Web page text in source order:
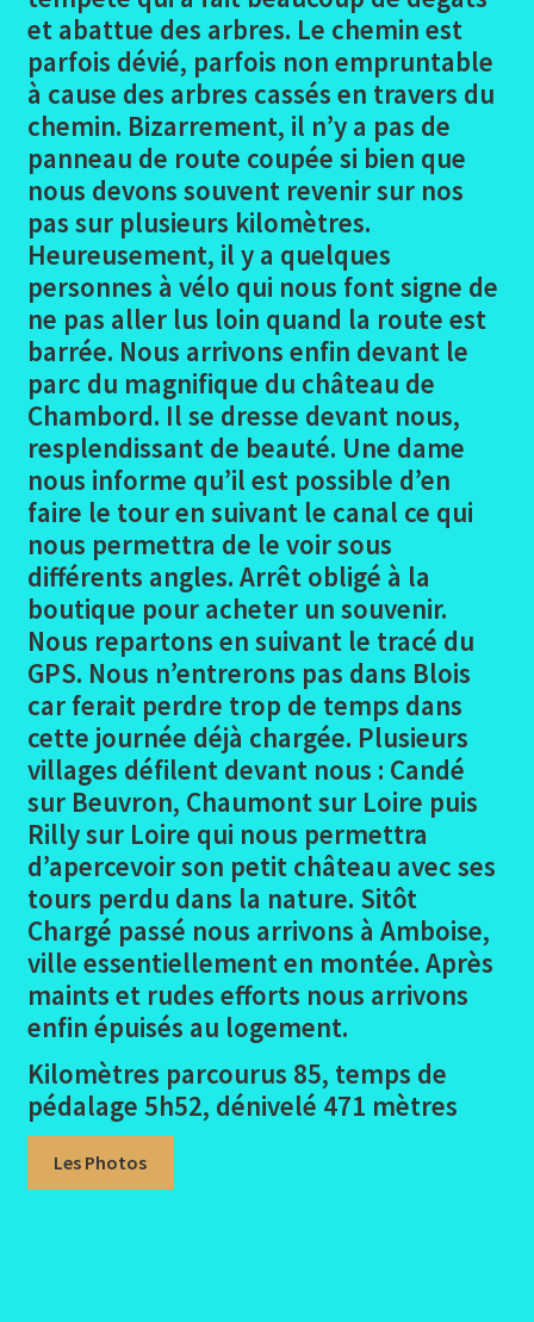
Varennes-Cosne/Loire
Les Photos Varennes-Cosne
Cosne – Gien
Photos Cosne-Gien
Gien – St Cyr en Val
Photos Gien – St Cyr en Val
St Cyr en Val – Mer
Photos St Cyr en Val – Mer
Mer – Chambord – Amboise
Photos Mer – Chambord – Amboise
Amboise – Chenonceaux – Nevers
Photos Amboise Chenonceaux Nevers
Loire avis/appréciations logements
Loire Conclusion
Dans le Gard
le
menu
En Haute Savoie
Randonnées pédestres
Me contacter
et abattue des arbres. Le chemin est
parfois dévié, parfois non empruntable
à cause des arbres cassés en travers du
chemin. Bizarrement, il n’y a pas de
panneau de route coupée si bien que
nous devons souvent revenir sur nos
pas sur plusieurs kilomètres.
Heureusement, il y a quelques
personnes à vélo qui nous font signe de
ne pas aller lus loin quand la route est
barrée. Nous arrivons enfin devant le
parc du magnifique du château de
Chambord. Il se dresse devant nous,
resplendissant de beauté. Une dame
nous informe qu’il est possible d’en
faire le tour en suivant le canal ce qui
nous permettra de le voir sous
différents angles. Arrêt obligé à la
boutique pour acheter un souvenir.
Nous repartons en suivant le tracé du
GPS. Nous n’entrerons pas dans Blois
car ferait perdre trop de temps dans
cette journée déjà chargée. Plusieurs
villages défilent devant nous : Candé
sur Beuvron, Chaumont sur Loire puis
Rilly sur Loire qui nous permettra
d’apercevoir son petit château avec ses
tours perdu dans la nature. Sitôt
Chargé passé nous arrivons à Amboise,
ville essentiellement en montée. Après
maints et rudes efforts nous arrivons
enfin épuisés au logement.
Kilomètres parcourus 85, temps de
pédalage 5h52, dénivelé 471 mètres
Les Photos